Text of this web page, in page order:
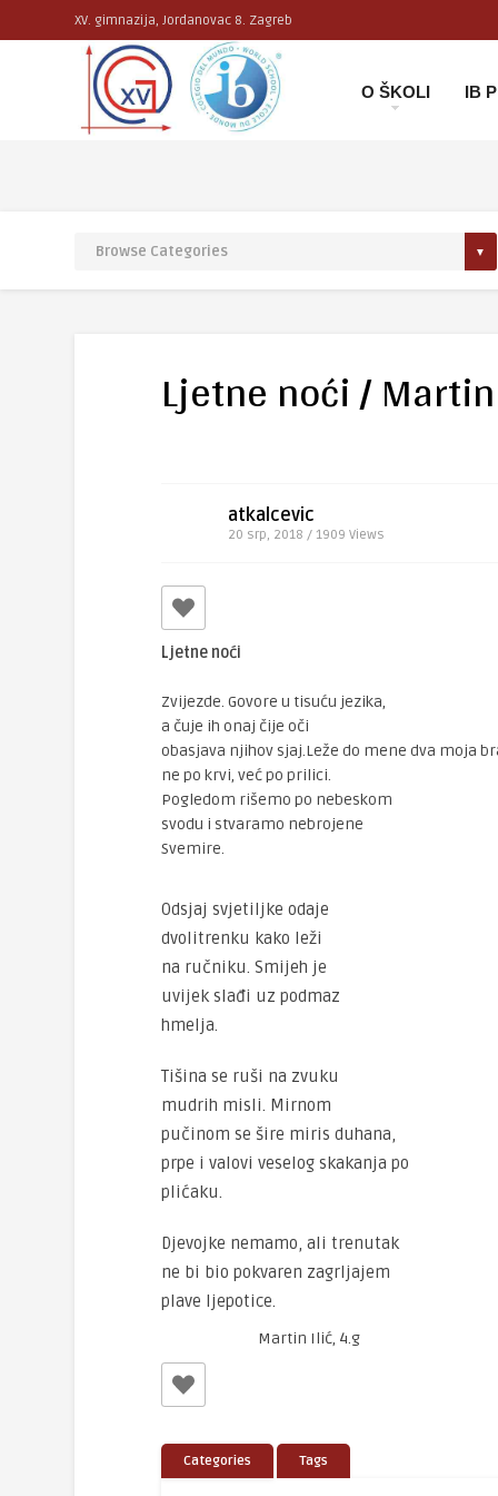
XV. gimnazija, Jordanovac 8. Zagreb
O ŠKOLI IB
Ljetne noći /
atkalcevic
20 srp, 2018 / 1909 Views
Ljetne noći
Zvijezde. Govore u tisuću jezika,
a čuje ih onaj čije oči
obasjava njihov sjaj.Leže do mene dva moja
ne po krvi, već po prilici.
Pogledom rišemo po nebeskom
svodu i stvaramo nebrojene
Svemire.
Odsjaj svjetiljke odaje
dvolitrenku kako leži
na ručniku. Smijeh je
uvijek slađi uz podmaz
hmelja.
Tišina se ruši na zvuku
mudrih misli. Mirnom
pučinom se šire miris duhana,
prpe i valovi veselog skakanja po
plićaku.
Djevojke nemamo, ali trenutak
ne bi bio pokvaren zagrljajem
plave ljepotice.
Martin Ilić, 4.g
Categories Tags